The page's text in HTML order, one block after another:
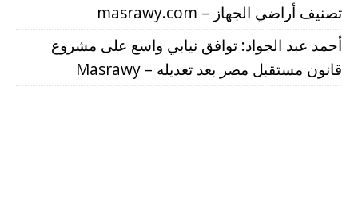
تصنيف أراضي الجهاز – masrawy.com
أحمد عبد الجواد: توافق نيابي واسع على مشروع
قانون مستقبل مصر بعد تعديله – Masrawy